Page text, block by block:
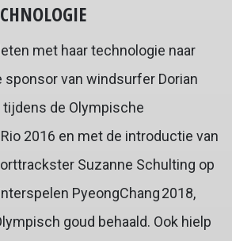
met haar technologie naar
van windsurfer Dorian
de Olympische
2016 en met de introductie van
Suzanne Schulting op
PyeongChang 2018,
goud behaald. Ook hielp